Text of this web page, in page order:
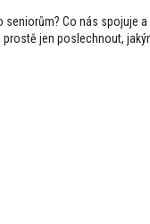
Co nás spojuje a
jen poslechnout,